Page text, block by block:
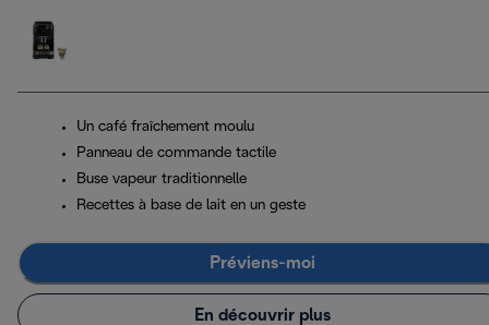
Un café fraîchement moulu
Panneau de commande tactile
Buse vapeur traditionnelle
Recettes à base de lait en un geste
Préviens-moi
En découvrir plus